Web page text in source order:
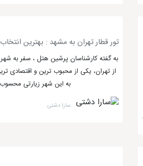
تور قطار تهران به مشهد : بهترین
به گفته کارشناسان پرشین هتل ، سفر به
از تهران، یکی از محبوب ترین و اقتصادی
به این شهر زیارتی
سارا دشتی